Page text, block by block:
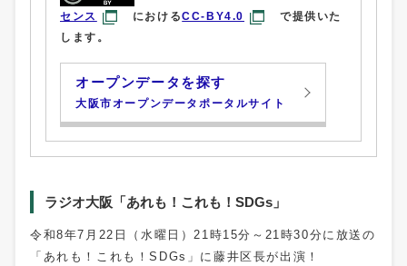
センス
におけるCC-BY4.0
で提供いた
します。
オープンデータを探す
大阪市オープンデータポータルサイト
ラジオ大阪「あれも！これも！SDGs」
令和8年7月22日（水曜日）21時15分～21時30分に放送の
「あれも！これも！SDGs」に藤井区長が出演！